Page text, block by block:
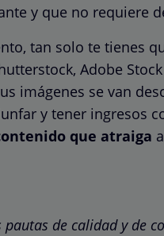
y que no requiere
tan solo te tienes
Adobe
imágenes se van
y tener ingresos
que atraiga
pautas de calidad y de